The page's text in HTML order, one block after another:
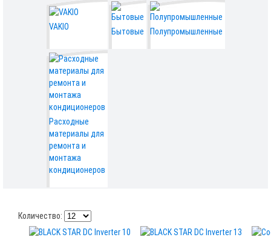
VAKIO Бытовые Полупромышленные
Расходные
материалы для
ремонта и
монтажа
кондиционеров
Количество: